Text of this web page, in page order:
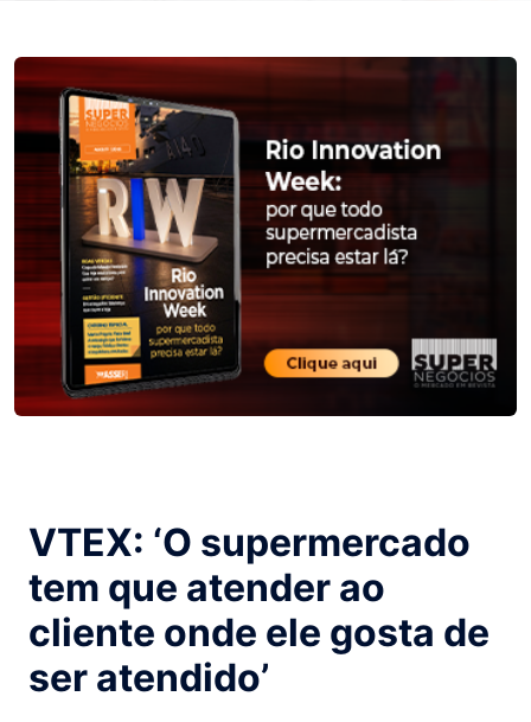
VTEX: ‘O supermercado
tem que atender ao
cliente onde ele gosta de
ser atendido’